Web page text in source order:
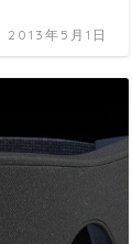
2013年5月1日